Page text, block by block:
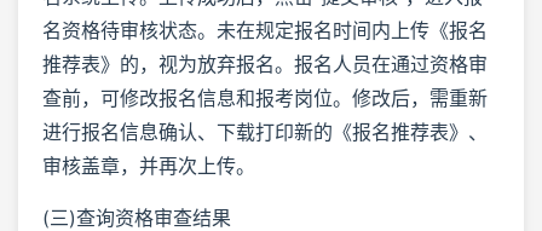
名资格待审核状态。未在规定报名时间内上传《报名
推荐表》的，视为放弃报名。报名人员在通过资格审
查前，可修改报名信息和报考岗位。修改后，需重新
进行报名信息确认、下载打印新的《报名推荐表》、
审核盖章，并再次上传。
(三)查询资格审查结果